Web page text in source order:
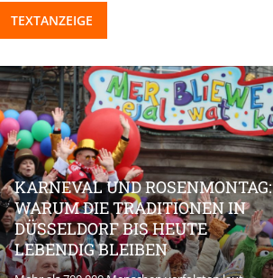
TEXTANZEIGE
KARNEVAL UND ROSENMONTAG:
WARUM DIE TRADITIONEN IN
DÜSSELDORF BIS HEUTE
LEBENDIG BLEIBEN